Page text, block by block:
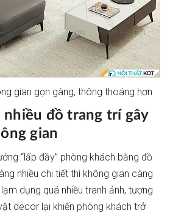
gian gọn gàng, thông thoáng hơn
nhiều đồ trang trí gây
gian
“lấp đầy” phòng khách bằng đồ
nhiều chi tiết thì không gian càng
dụng quá nhiều tranh ảnh, tượng
decor lại khiến phòng khách trở